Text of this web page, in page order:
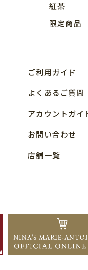
紅茶
限定商品
ご利用ガイド
よくあるご質問
アカウントガイ
お問い合わせ
店舗⼀覧